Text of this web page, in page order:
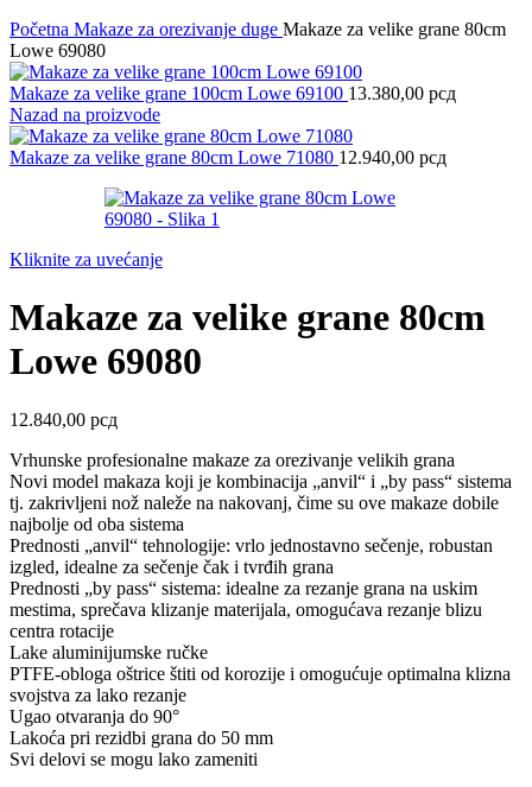
Početna Makaze za orezivanje duge Makaze za velike grane 80cm
Lowe 69080
Makaze za velike grane 100cm Lowe 69100 13.380,00 рсд
Nazad na proizvode
Makaze za velike grane 80cm Lowe 71080 12.940,00 рсд
Kliknite za uvećanje
Makaze za velike grane 80cm
Lowe 69080
12.840,00 рсд
Vrhunske profesionalne makaze za orezivanje velikih grana
Novi model makaza koji je kombinacija „anvil“ i „by pass“ sistema
tj. zakrivljeni nož naleže na nakovanj, čime su ove makaze dobile
najbolje od oba sistema
Prednosti „anvil“ tehnologije: vrlo jednostavno sečenje, robustan
izgled, idealne za sečenje čak i tvrđih grana
Prednosti „by pass“ sistema: idealne za rezanje grana na uskim
mestima, sprečava klizanje materijala, omogućava rezanje blizu
centra rotacije
Lake aluminijumske ručke
PTFE-obloga oštrice štiti od korozije i omogućuje optimalna klizna
svojstva za lako rezanje
Ugao otvaranja do 90°
Lakoća pri rezidbi grana do 50 mm
Svi delovi se mogu lako zameniti